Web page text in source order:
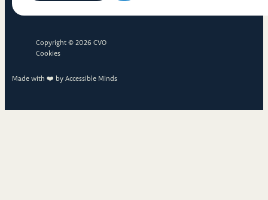
Copyright © 2026 CVO
Cookies
Made with ❤️ by Accessible Minds